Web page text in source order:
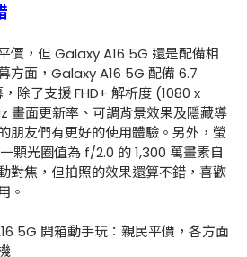
價，但 Galaxy A16 5G 還是配備相
方面，Galaxy A16 5G 配備 6.7
除了支援 FHD+ 解析度 (1080 x
畫面更新率、可調背景效果及隱藏導
朋友們有更好的使用體驗。另外，螢
顆光圈值為 f/2.0 的 1,300 萬畫素自
對焦，但拍照的效果還算不錯，喜歡
。